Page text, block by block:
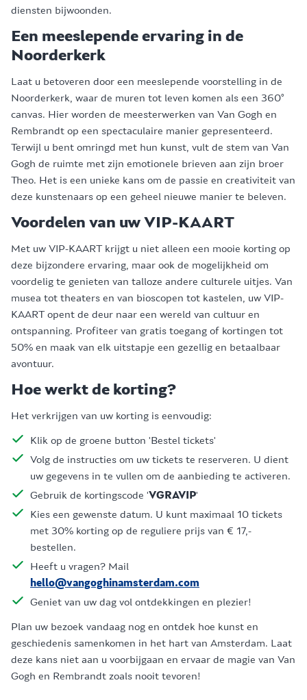
diensten bijwoonden.
Een meeslepende ervaring in de
Noorderkerk
Laat u betoveren door een meeslepende voorstelling in de
Noorderkerk, waar de muren tot leven komen als een 360°
canvas. Hier worden de meesterwerken van Van Gogh en
Rembrandt op een spectaculaire manier gepresenteerd.
Terwijl u bent omringd met hun kunst, vult de stem van Van
Gogh de ruimte met zijn emotionele brieven aan zijn broer
Theo. Het is een unieke kans om de passie en creativiteit van
deze kunstenaars op een geheel nieuwe manier te beleven.
Voordelen van uw VIP-KAART
Met uw VIP-KAART krijgt u niet alleen een mooie korting op
deze bijzondere ervaring, maar ook de mogelijkheid om
voordelig te genieten van talloze andere culturele uitjes. Van
musea tot theaters en van bioscopen tot kastelen, uw VIP-
KAART opent de deur naar een wereld van cultuur en
ontspanning. Profiteer van gratis toegang of kortingen tot
50% en maak van elk uitstapje een gezellig en betaalbaar
avontuur.
Hoe werkt de korting?
Het verkrijgen van uw korting is eenvoudig:
Klik op de groene button 'Bestel tickets'
Volg de instructies om uw tickets te reserveren. U dient
uw gegevens in te vullen om de aanbieding te activeren.
Gebruik de kortingscode 'VGRAVIP'
Kies een gewenste datum. U kunt maximaal 10 tickets
met 30% korting op de reguliere prijs van € 17,-
bestellen.
Heeft u vragen? Mail
hello@vangoghinamsterdam.com
Geniet van uw dag vol ontdekkingen en plezier!
Plan uw bezoek vandaag nog en ontdek hoe kunst en
geschiedenis samenkomen in het hart van Amsterdam. Laat
deze kans niet aan u voorbijgaan en ervaar de magie van Van
Gogh en Rembrandt zoals nooit tevoren!